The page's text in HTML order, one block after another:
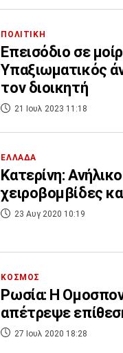
ΠΟΛΙΤΙΚΗ
Επεισόδιο σε
Υπαξιωματικός
τον διοικητή
21 Ιουλ 2023 11:18
ΕΛΛΑΔΑ
Κατερίνη:
χειροβομβίδες
23 Αυγ 2020 10:19
ΚΟΣΜΟΣ
Ρωσία: Η
απέτρεψε
27 Ιουλ 2020 18:28